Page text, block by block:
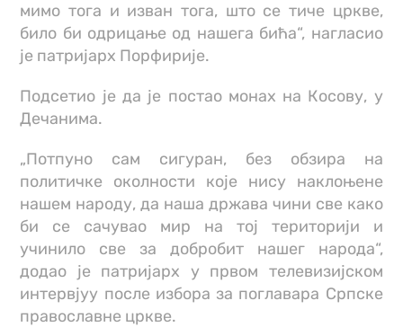
мимо тога и изван тога, што се тиче цркве,
било би одрицање од нашега бића“, нагласио
је патријарх Порфирије.
Подсетио је да је постао монах на Косову, у
Дечанима.
„Потпуно сам сигуран, без обзира на
политичке околности које нису наклоњене
нашем народу, да наша држава чини све како
би се сачувао мир на тој територији и
учинило све за добробит нашег народа“,
додао је патријарх у првом телевизијском
интервјуу после избора за поглавара Српске
православне цркве.